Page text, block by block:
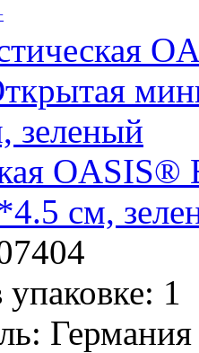
см,
1
Германия